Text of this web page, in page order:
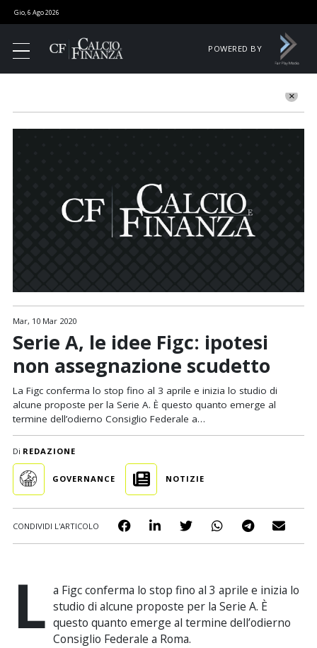
Gio, 6 Ago 2026
POWERED BY
Mar, 10 Mar 2020
Serie A, le idee Figc: ipotesi
non assegnazione scudetto
La Figc conferma lo stop fino al 3 aprile e inizia lo studio di
alcune proposte per la Serie A. È questo quanto emerge al
termine dell’odierno Consiglio Federale a…
Di REDAZIONE
GOVERNANCE NOTIZIE
CONDIVIDI L'ARTICOLO
L a Figc conferma lo stop fino al 3 aprile e inizia lo
studio di alcune proposte per la Serie A. È
questo quanto emerge al termine dell’odierno
Consiglio Federale a Roma.